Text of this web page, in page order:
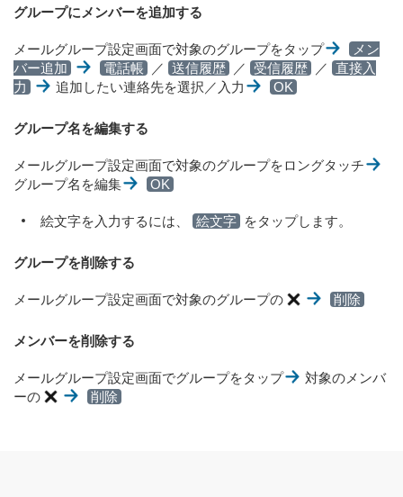
グループにメンバーを追加する
メールグループ設定画面で対象のグループをタップ
メン
バー追加
電話帳 ／ 送信履歴 ／ 受信履歴 ／ 直接入
力
追加したい連絡先を選択／入力 OK
グループ名を編集する
メールグループ設定画面で対象のグループをロングタッチ
グループ名を編集
OK
絵文字を入力するには、 絵文字 をタップします。
グループを削除する
メールグループ設定画面で対象のグループの 削除
メンバーを削除する
メールグループ設定画面でグループをタップ
対象のメンバ
ーの
削除